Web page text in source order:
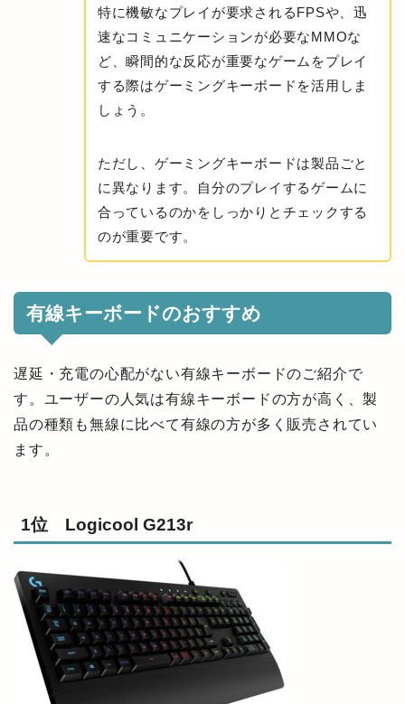
特に機敏なプレイが要求されるFPSや、迅
速なコミュニケーションが必要なMMOな
ど、瞬間的な反応が重要なゲームをプレイ
する際はゲーミングキーボードを活用しま
しょう。
ただし、ゲーミングキーボードは製品ごと
に異なります。自分のプレイするゲームに
合っているのかをしっかりとチェックする
のが重要です。
有線キーボードのおすすめ
遅延・充電の心配がない有線キーボードのご紹介で
す。ユーザーの人気は有線キーボードの方が高く、製
品の種類も無線に比べて有線の方が多く販売されてい
ます。
1位 Logicool G213r